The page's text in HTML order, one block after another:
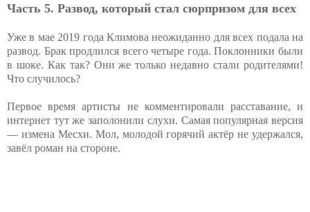
Часть 5. Развод, который стал сюрпризом для всех
Уже в мае 2019 года Климова неожиданно для всех подала на
развод. Брак продлился всего четыре года. Поклонники были
в шоке. Как так? Они же только недавно стали родителями!
Что случилось?
Первое время артисты не комментировали расставание, и
интернет тут же заполонили слухи. Самая популярная версия
— измена Месхи. Мол, молодой горячий актёр не удержался,
завёл роман на стороне.